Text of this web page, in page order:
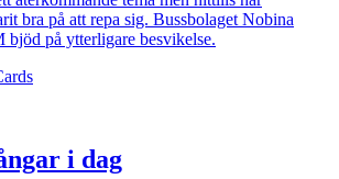
bra på att repa sig. Bussbolaget Nobina
på ytterligare besvikelse.
i dag